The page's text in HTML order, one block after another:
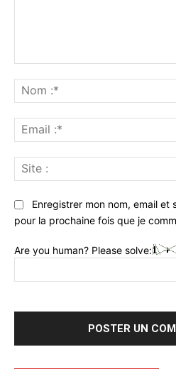
Enregistrer mon nom, email
pour la prochaine fois que je
Are you human? Please solve: